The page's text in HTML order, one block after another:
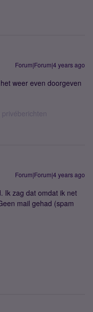
Forum|Forum|4 years ago
weer even doorgeven
Forum|Forum|4 years ago
Ik zag dat omdat ik net
mail gehad (spam